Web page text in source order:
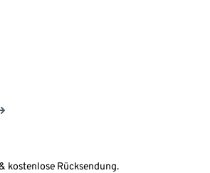
kostenlose Rücksendung.